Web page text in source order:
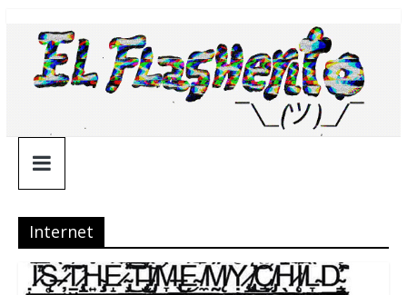
contenido
¯\_(ツ)_/
¯
Internet